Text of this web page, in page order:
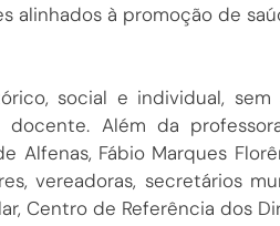
alinhados à promoção de
social e individual,
docente. Além da
Fábio Marques
vereadoras, secretários
Centro de Referência dos